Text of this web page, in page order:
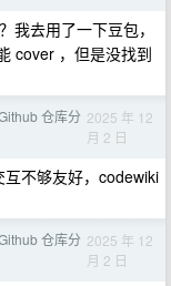
我去用了一下豆包，
cover ，但是没找到
仓库分 2025 年 12
月 2 日
不够友好，codewiki
仓库分 2025 年 12
月 2 日